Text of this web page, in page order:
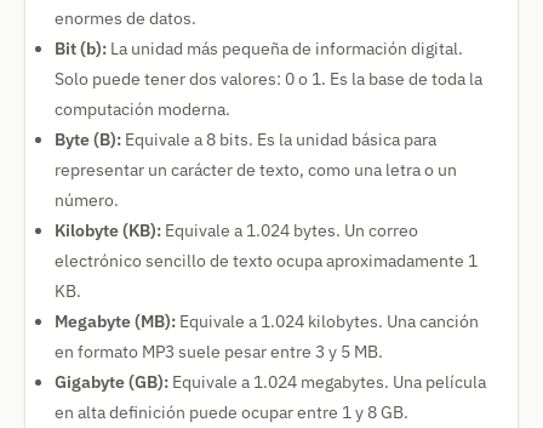
enormes de datos.
Bit (b): La unidad más pequeña de información digital.
Solo puede tener dos valores: 0 o 1. Es la base de toda la
computación moderna.
Byte (B): Equivale a 8 bits. Es la unidad básica para
representar un carácter de texto, como una letra o un
número.
Kilobyte (KB): Equivale a 1.024 bytes. Un correo
electrónico sencillo de texto ocupa aproximadamente 1
KB.
Megabyte (MB): Equivale a 1.024 kilobytes. Una canción
en formato MP3 suele pesar entre 3 y 5 MB.
Gigabyte (GB): Equivale a 1.024 megabytes. Una película
en alta definición puede ocupar entre 1 y 8 GB.